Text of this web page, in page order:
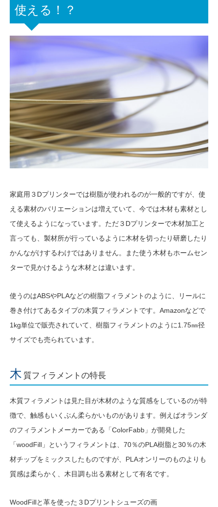
使える！？
家庭用３Dプリンターでは樹脂が使われるのが一般的ですが、使
える素材のバリエーションは増えていて、今では木材も素材とし
て使えるようになっています。ただ３Dプリンターで木材加工と
言っても、製材所が行っているように木材を切ったり研磨したり
かんながけするわけではありません。また使う木材もホームセン
ターで見かけるような木材とは違います。
使うのはABSやPLAなどの樹脂フィラメントのように、リールに
巻き付けてあるタイプの木質フィラメントです。Amazonなどで
1kg単位で販売されていて、樹脂フィラメントのように1.75㎜径
サイズでも売られています。
木 質フィラメントの特長
木質フィラメントは見た目が木材のような質感をしているのが特
徴で、触感もいくぶん柔らかいものがあります。例えばオランダ
のフィラメントメーカーである「ColorFabb」が開発した
「woodFill」というフィラメントは、70％のPLA樹脂と30％の木
材チップをミックスしたものですが、PLAオンリーのものよりも
質感は柔らかく、木目調も出る素材として有名です。
WoodFillと革を使った３Dプリントシューズの画